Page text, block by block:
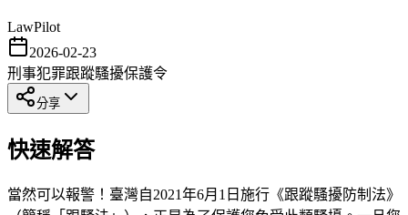
LawPilot
2026-02-23
刑事犯罪跟蹤騷擾保護令
分享
快速解答
當然可以報警！臺灣自2021年6月1日施行《跟蹤騷擾防制法》